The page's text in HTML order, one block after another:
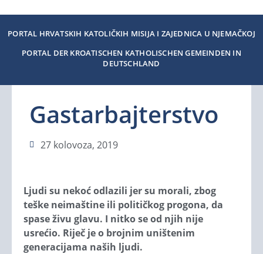
PORTAL HRVATSKIH KATOLIČKIH MISIJA I ZAJEDNICA U NJEMAČKOJ
PORTAL DER KROATISCHEN KATHOLISCHEN GEMEINDEN IN
DEUTSCHLAND
Gastarbajterstvo
27 kolovoza, 2019
Ljudi su nekoć odlazili jer su morali, zbog
teške neimaštine ili političkog progona, da
spase živu glavu. I nitko se od njih nije
usrećio. Riječ je o brojnim uništenim
generacijama naših ljudi.